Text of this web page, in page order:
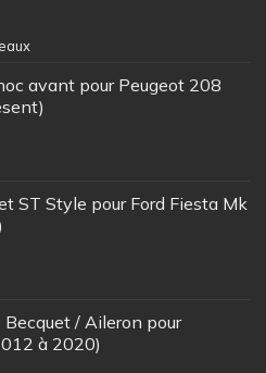
avant pour Peugeot 208
ST Style pour Ford Fiesta Mk
/ Aileron pour
à 2020)